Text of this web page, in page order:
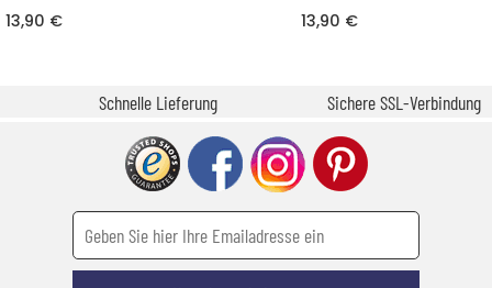
13,90 €
13,90 €
Schnelle Lieferung Sichere SSL-Verbindung